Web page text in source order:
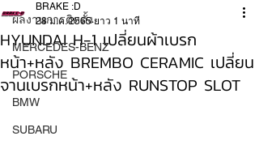
ผลงานการติดตั้ง
MERCEDES-BENZ
PORSCHE
BMW
SUBARU
HYUNDAI H-1 เปลี่ยนผ้าเบรก
หน้า+หลัง BREMBO CERAMIC เปลี่ยน
จานเบรกหน้า+หลัง RUNSTOP SLOT
BRAKE :D
28 ม.ค. 2565 ยาว 1 นาที